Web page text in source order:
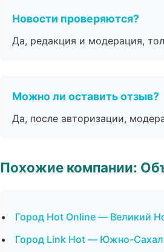
Новости проверяются?
Да, редакция и модерация,
Можно ли оставить отзыв?
Да, после авторизации,
Похожие компании:
Город Hot Online — Великий
Город Link Hot — Южно-